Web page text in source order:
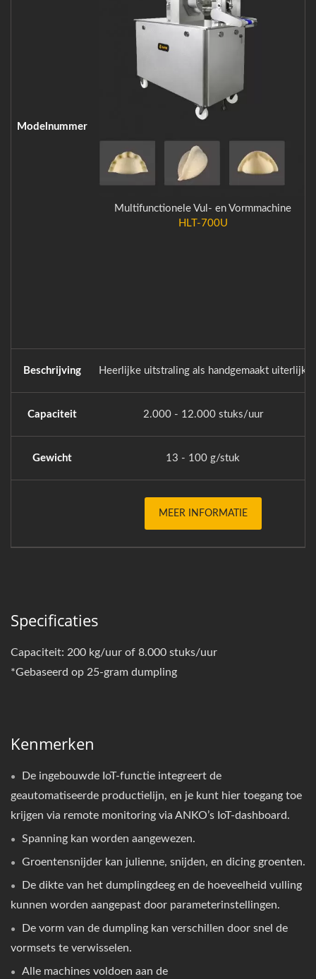
Modelnummer
Multifunctionele Vul- en Vormmachine
HLT-700U
Beschrijving Heerlijke uitstraling als handgemaakt uiterlijk
Capaciteit 2.000 - 12.000 stuks/uur
Gewicht 13 - 100 g/stuk
MEER INFORMATIE
Specificaties
Capaciteit: 200 kg/uur of 8.000 stuks/uur
*Gebaseerd op 25-gram dumpling
Kenmerken
De ingebouwde IoT-functie integreert de
geautomatiseerde productielijn, en je kunt hier toegang toe
krijgen via remote monitoring via ANKO’s IoT-dashboard.
Spanning kan worden aangewezen.
Groentensnijder kan julienne, snijden, en dicing groenten.
De dikte van het dumplingdeeg en de hoeveelheid vulling
kunnen worden aangepast door parameterinstellingen.
De vorm van de dumpling kan verschillen door snel de
vormsets te verwisselen.
Alle machines voldoen aan de